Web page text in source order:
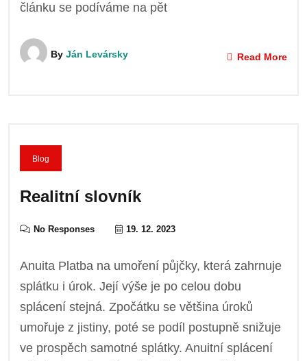
článku se podíváme na pět
By Ján Levársky Read More
Blog
Realitní slovník
No Responses 19. 12. 2023
Anuita Platba na umoření půjčky, která zahrnuje
splátku i úrok. Její výše je po celou dobu
splácení stejná. Zpočátku se většina úroků
umořuje z jistiny, poté se podíl postupně snižuje
ve prospěch samotné splátky. Anuitní splácení